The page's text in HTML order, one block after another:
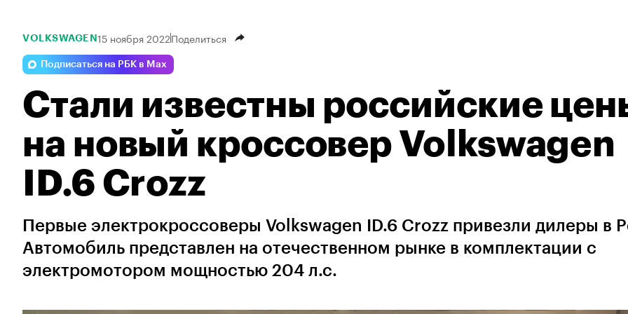
VOLKSWAGEN 15 ноября 2022Поделиться
Подписаться на РБК в Max
Стали известны российские
на новый кроссовер Volkswagen
ID.6 Crozz
Первые электрокроссоверы Volkswagen ID.6 Crozz привезли дилеры в
Автомобиль представлен на отечественном рынке в комплектации с
электромотором мощностью 204 л.с.